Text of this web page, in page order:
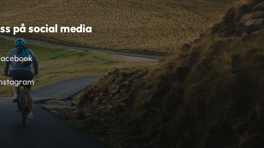
på social media